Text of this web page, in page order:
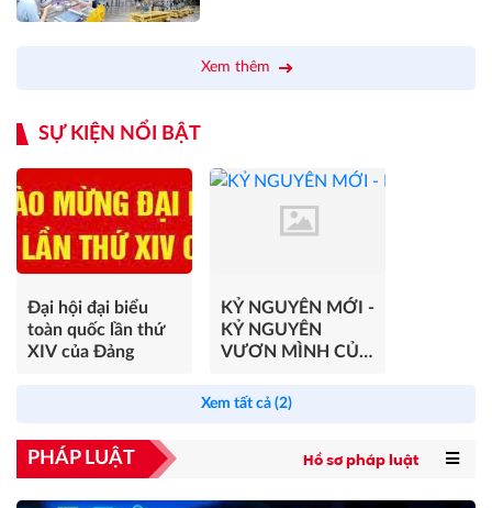
Xem thêm
SỰ KIỆN NỔI BẬT
Đại hội đại biểu
toàn quốc lần thứ
XIV của Đảng
KỶ NGUYÊN MỚI -
KỶ NGUYÊN
VƯƠN MÌNH CỦA
Xem tất cả (2)
PHÁP LUẬT Hồ sơ pháp luật